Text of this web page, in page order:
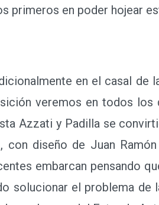
primeros en poder hojear
en el casal de
veremos en todos
Azzati y Padilla se
diseño de Juan
embarcan pensando
solucionar el problema de